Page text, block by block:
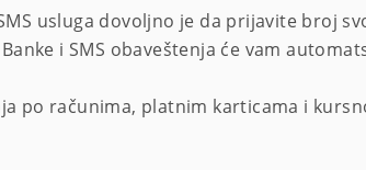
usluga dovoljno je da prijavite broj
i SMS obaveštenja će vam
po računima, platnim karticama i